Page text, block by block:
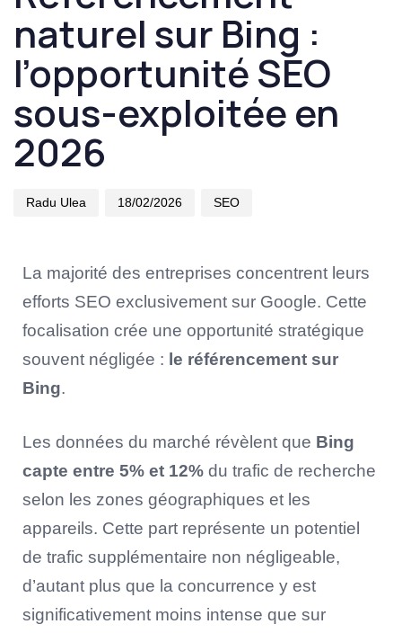
naturel sur Bing :
l’opportunité SEO
sous-exploitée en
2026
Radu Ulea 18/02/2026 SEO
La majorité des entreprises concentrent leurs
efforts SEO exclusivement sur Google. Cette
focalisation crée une opportunité stratégique
souvent négligée : le référencement sur
Bing.
Les données du marché révèlent que Bing
capte entre 5% et 12% du trafic de recherche
selon les zones géographiques et les
appareils. Cette part représente un potentiel
de trafic supplémentaire non négligeable,
d’autant plus que la concurrence y est
significativement moins intense que sur